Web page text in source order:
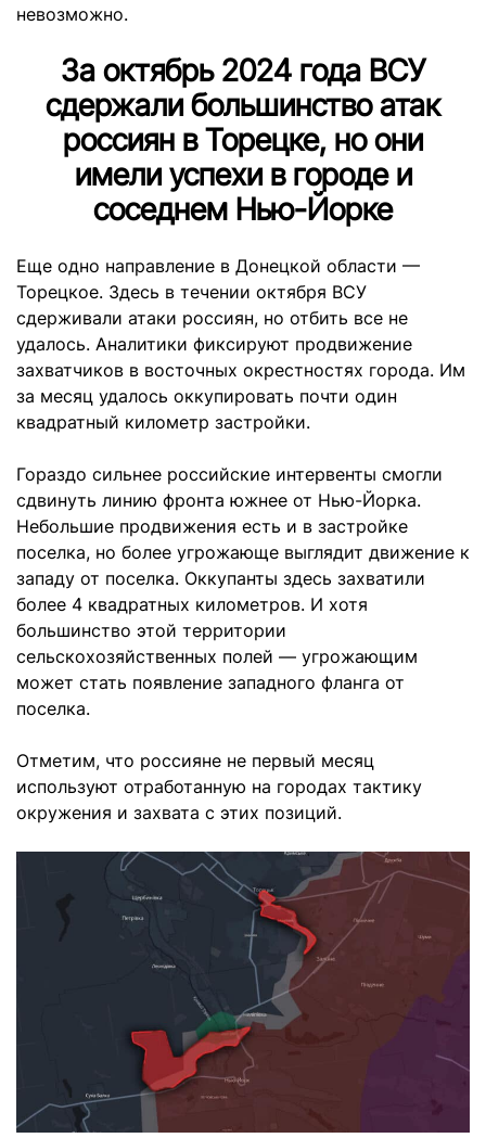
невозможно.
За октябрь 2024 года ВСУ
сдержали большинство атак
россиян в Торецке, но они
имели успехи в городе и
соседнем Нью-Йорке
Еще одно направление в Донецкой области —
Торецкое. Здесь в течении октября ВСУ
сдерживали атаки россиян, но отбить все не
удалось. Аналитики фиксируют продвижение
захватчиков в восточных окрестностях города. Им
за месяц удалось оккупировать почти один
квадратный километр застройки.
Гораздо сильнее российские интервенты смогли
сдвинуть линию фронта южнее от Нью-Йорка.
Небольшие продвижения есть и в застройке
поселка, но более угрожающе выглядит движение к
западу от поселка. Оккупанты здесь захватили
более 4 квадратных километров. И хотя
большинство этой территории
сельскохозяйственных полей — угрожающим
может стать появление западного фланга от
поселка.
Отметим, что россияне не первый месяц
используют отработанную на городах тактику
окружения и захвата с этих позиций.